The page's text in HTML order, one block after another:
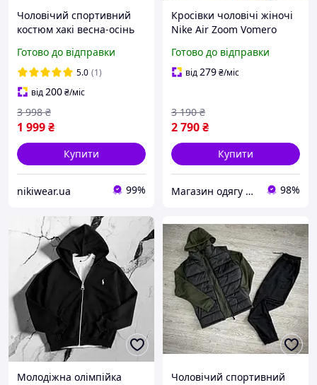
Чоловічий спортивний
костюм хакі весна-осінь
спорт комплект 3в1 Кофта
+ Штани + Жилетка
(чорна)
Готово до відправки
5.0 (1)
від200₴/міс
1 999₴
3 998 ₴
Купити
nikiwear.ua 99%
Кросівки чоловічі жіночі
Nike Air Zoom Vomero
Вомеро Рум сірі шкіра/
замша демісезон
Готово до відправки
від279₴/міс
2 790₴
3 190 ₴
Купити
Магазин одягу взуття та топових товарів 98%
Молодіжна олімпійка
Чоловічий спортивний